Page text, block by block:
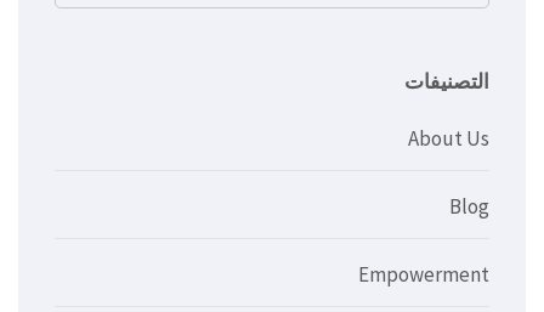
التصنيفات
About Us
Blog
Empowerment